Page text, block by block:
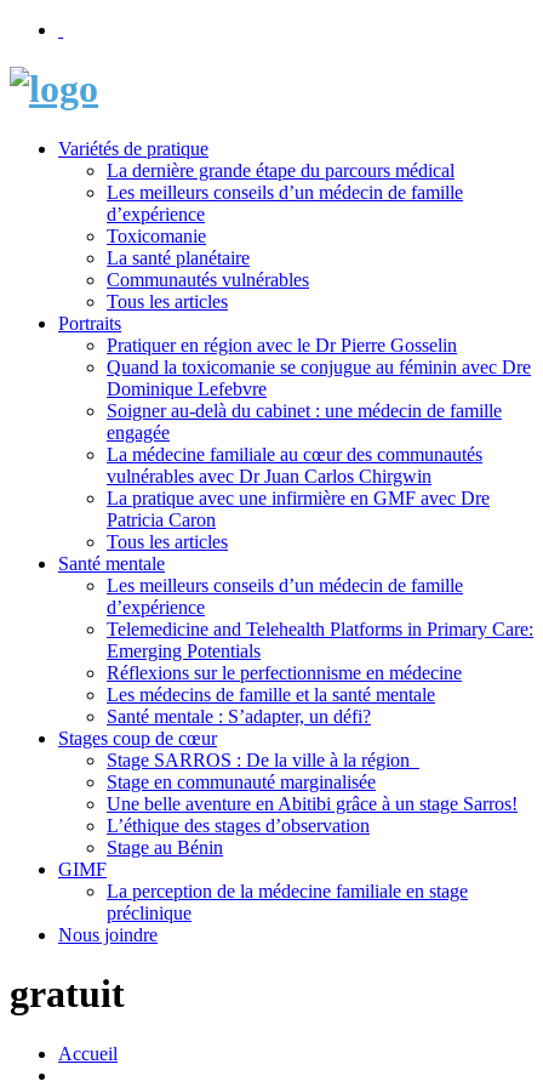
Variétés de pratique
La dernière grande étape du parcours médical
Les meilleurs conseils d’un médecin de famille
d’expérience
Toxicomanie
La santé planétaire
Communautés vulnérables
Tous les articles
Portraits
Pratiquer en région avec le Dr Pierre Gosselin
Quand la toxicomanie se conjugue au féminin avec Dre
Dominique Lefebvre
Soigner au-delà du cabinet : une médecin de famille
engagée
La médecine familiale au cœur des communautés
vulnérables avec Dr Juan Carlos Chirgwin
La pratique avec une infirmière en GMF avec Dre
Patricia Caron
Tous les articles
Santé mentale
Les meilleurs conseils d’un médecin de famille
d’expérience
Telemedicine and Telehealth Platforms in Primary Care:
Emerging Potentials
Réflexions sur le perfectionnisme en médecine
Les médecins de famille et la santé mentale
Santé mentale : S’adapter, un défi?
Stages coup de cœur
Stage SARROS : De la ville à la région
Stage en communauté marginalisée
Une belle aventure en Abitibi grâce à un stage Sarros!
L’éthique des stages d’observation
Stage au Bénin
GIMF
La perception de la médecine familiale en stage
préclinique
Nous joindre
gratuit
Accueil